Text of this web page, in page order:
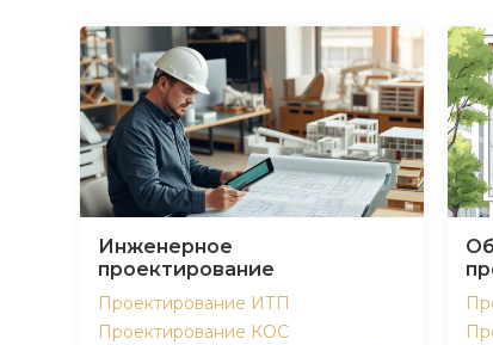
Инженерное
проектирование
Проектирование ИТП
Проектирование КОС